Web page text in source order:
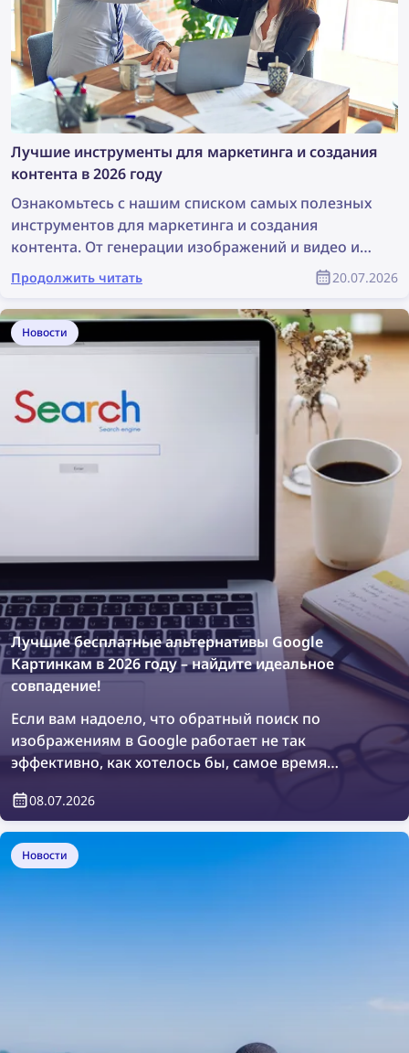
Лучшие инструменты для маркетинга и создания
контента в 2026 году
Ознакомьтесь с нашим списком самых полезных
инструментов для маркетинга и создания
контента. От генерации изображений и видео и
дизайна до поиска контента и защиты авторских
прав — эти инструменты могут значительно
облегчить работу любой маркетинговой
команды. В этой статье представлен полный
список лучших инструментов для маркетологов и
Продолжить читать 20.07.2026
Новости
Лучшие бесплатные альтернативы Google
Картинкам в 2026 году – найдите идеальное
совпадение!
Если вам надоело, что обратный поиск по
изображениям в Google работает не так
эффективно, как хотелось бы, самое время
идеальное совпадение изображения с помощью
лучших бесплатных инструментов для поиска
изображений в 2026 году!
08.07.2026
Новости